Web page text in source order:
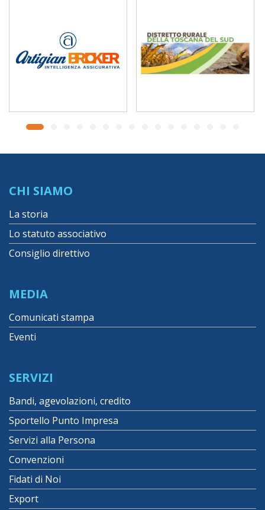
CHI SIAMO
La storia
Lo statuto associativo
Consiglio direttivo
MEDIA
Comunicati stampa
Eventi
SERVIZI
Bandi, agevolazioni, credito
Sportello Punto Impresa
Servizi alla Persona
Convenzioni
Fidati di Noi
Export